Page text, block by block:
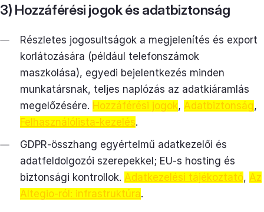
3) Hozzáférési jogok és adatbiztonság
Részletes jogosultságok a megjelenítés és export
korlátozására (például telefonszámok
maszkolása), egyedi bejelentkezés minden
munkatársnak, teljes naplózás az adatkiáramlás
megelőzésére. Hozzáférési jogok, Adatbiztonság,
Felhasználólista-kezelés.
GDPR-összhang egyértelmű adatkezelői és
adatfeldolgozói szerepekkel; EU-s hosting és
biztonsági kontrollok. Adatkezelési tájékoztató, Az
Altegio-ról: infrastruktúra.